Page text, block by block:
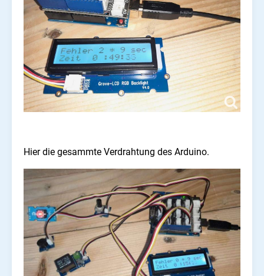
Hier die gesammte Verdrahtung des Arduino.